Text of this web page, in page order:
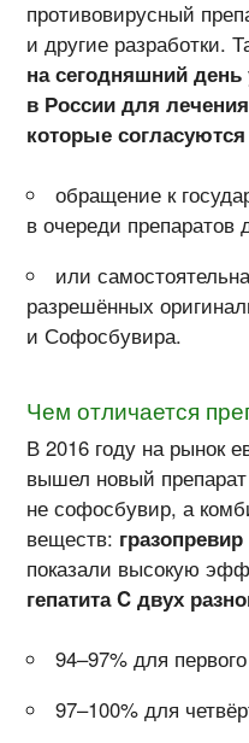
противовирусный
и другие разработки.
на сегодняшний
в России для
которые
обращение к
в очереди препаратов
или
разрешённых
и Софосбувира.
Чем отличается
В 2016 году на рынок
вышел новый
не софосбувир, а
веществ:
показали высокую
гепатита C двух
94–97% для
97–100% для